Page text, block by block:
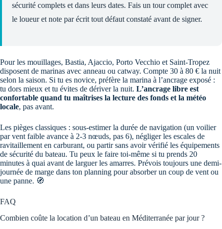
sécurité complets et dans leurs dates. Fais un tour complet avec
le loueur et note par écrit tout défaut constaté avant de signer.
Pour les mouillages, Bastia, Ajaccio, Porto Vecchio et Saint-Tropez
disposent de marinas avec anneau ou catway. Compte 30 à 80 € la nuit
selon la saison. Si tu es novice, préfère la marina à l’ancrage exposé :
tu dors mieux et tu évites de dériver la nuit. L’ancrage libre est
confortable quand tu maîtrises la lecture des fonds et la météo
locale, pas avant.
Les pièges classiques : sous-estimer la durée de navigation (un voilier
par vent faible avance à 2-3 nœuds, pas 6), négliger les escales de
ravitaillement en carburant, ou partir sans avoir vérifié les équipements
de sécurité du bateau. Tu peux le faire toi-même si tu prends 20
minutes à quai avant de larguer les amarres. Prévois toujours une demi-
journée de marge dans ton planning pour absorber un coup de vent ou
une panne. 🧭
FAQ
Combien coûte la location d’un bateau en Méditerranée par jour ?